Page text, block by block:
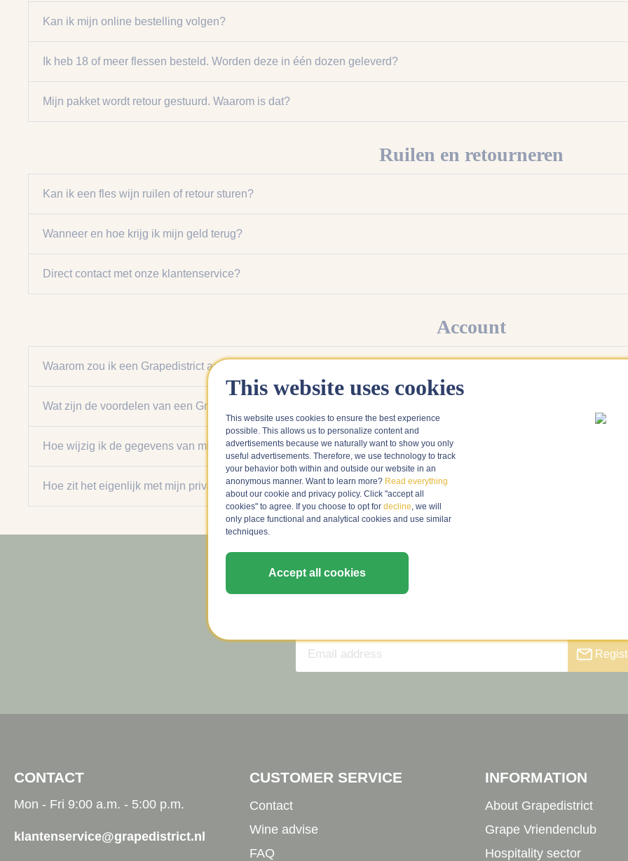
Kan ik mijn online bestelling volgen?
Ik heb 18 of meer flessen besteld. Worden deze in één dozen geleverd?
Mijn pakket wordt retour gestuurd. Waarom is dat?
Ruilen en retourneren
Kan ik een fles wijn ruilen of retour sturen?
Wanneer en hoe krijg ik mijn geld terug?
Direct contact met onze klantenservice?
Account
Waarom zou ik een Grapedistrict account aanmaken?
Wat zijn de voordelen van een Grapedistrict account?
Hoe wijzig ik de gegevens van mijn Grapedistrict account?
Hoe zit het eigenlijk met mijn privacy?
Sign up for our newsletter
CONTACT
Mon - Fri 9:00 a.m. - 5:00 p.m.
klantenservice@grapedistrict.nl
CUSTOMER SERVICE
Contact
Wine advise
FAQ
INFORMATION
About Grapedistrict
Grape Vriendenclub
Hospitality sector
This website uses cookies
This website uses cookies to ensure the best experience
possible. This allows us to personalize content and
advertisements because we naturally want to show you only
useful advertisements. Therefore, we use technology to track
your behavior both within and outside our website in an
anonymous manner. Want to learn more? Read everything
about our cookie and privacy policy. Click "accept all
cookies" to agree. If you choose to opt for decline , we will
only place functional and analytical cookies and use similar
techniques.
Accept all cookies